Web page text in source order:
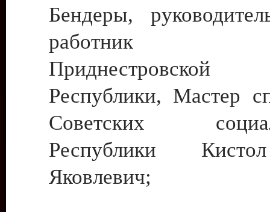
Бендеры,
работник
Приднестровской
Республики, Мастер
Советских
Республики
Яковлевич;